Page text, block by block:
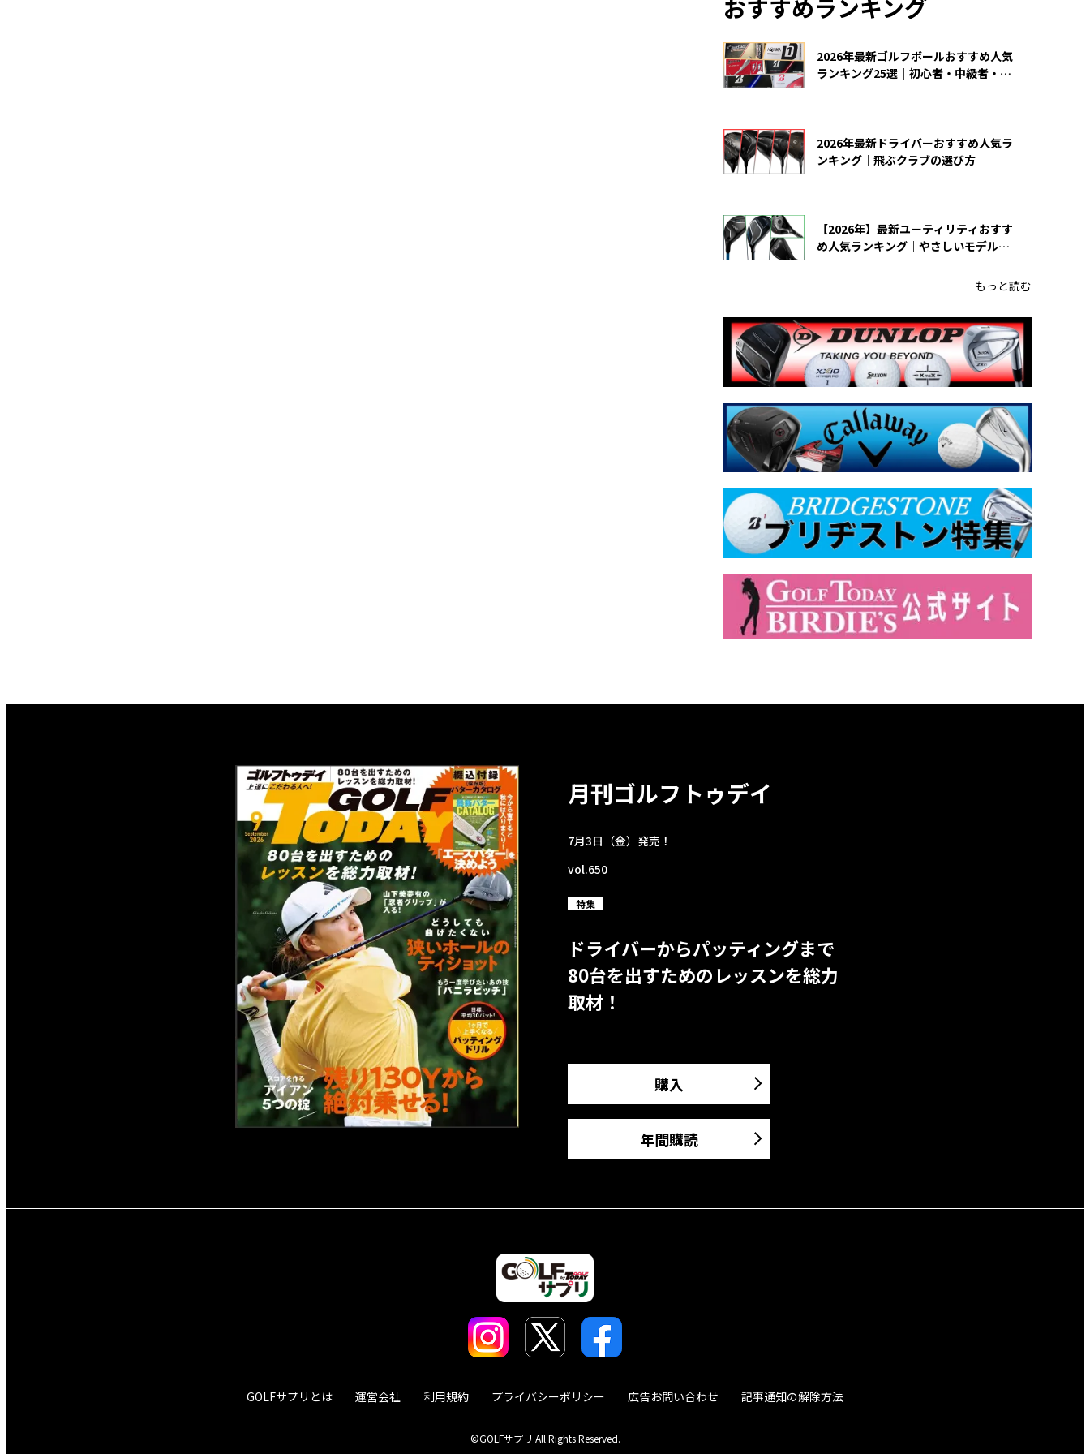
おすすめランキング
2026年最新ゴルフボールおすすめ人気
ランキング25選｜初心者・中級者・上
2026年最新ドライバーおすすめ人気ラ
ンキング｜飛ぶクラブの選び方
【2026年】最新ユーティリティおすす
め人気ランキング｜やさしいモデルの
もっと読む
月刊ゴルフトゥデイ
7月3日（金）発売！
vol.650
特集
ドライバーからパッティングまで
80台を出すためのレッスンを総力
取材！
購入
年間購読
GOLFサプリとは 運営会社 利用規約 プライバシーポリシー 広告お問い合わせ 記事通知の解除方法
©GOLFサプリ All Rights Reserved.